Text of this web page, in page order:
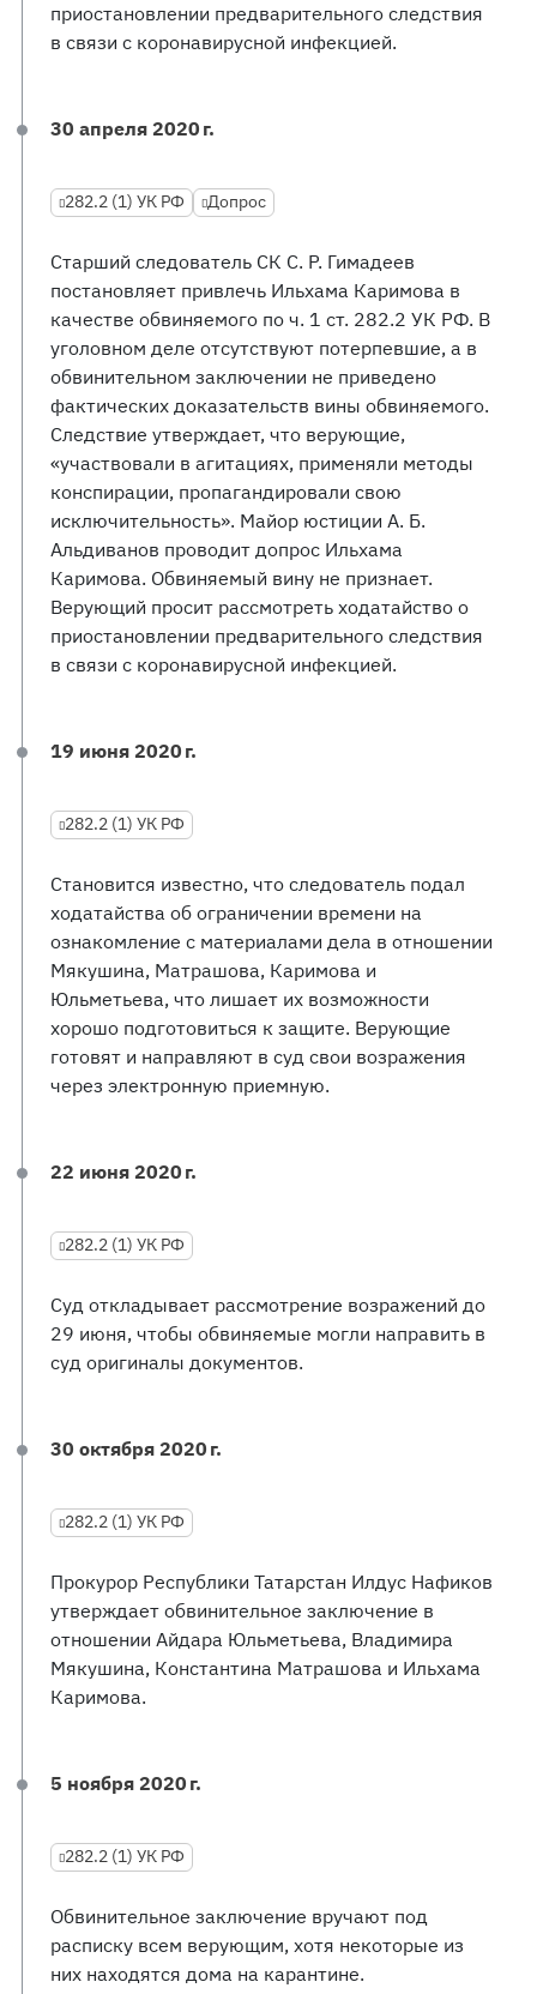
приостановлении предварительного следствия
в связи с коронавирусной инфекцией.
30 апреля 2020 г.
282.2 (1) УК РФ Допрос
Старший следователь СК С. Р. Гимадеев
постановляет привлечь Ильхама Каримова в
качестве обвиняемого по ч. 1 ст. 282.2 УК РФ. В
уголовном деле отсутствуют потерпевшие, а в
обвинительном заключении не приведено
фактических доказательств вины обвиняемого.
Следствие утверждает, что верующие,
«участвовали в агитациях, применяли методы
конспирации, пропагандировали свою
исключительность». Майор юстиции А. Б.
Альдиванов проводит допрос Ильхама
Каримова. Обвиняемый вину не признает.
Верующий просит рассмотреть ходатайство о
приостановлении предварительного следствия
в связи с коронавирусной инфекцией.
19 июня 2020 г.
282.2 (1) УК РФ
Становится известно, что следователь подал
ходатайства об ограничении времени на
ознакомление с материалами дела в отношении
Мякушина, Матрашова, Каримова и
Юльметьева, что лишает их возможности
хорошо подготовиться к защите. Верующие
готовят и направляют в суд свои возражения
через электронную приемную.
22 июня 2020 г.
282.2 (1) УК РФ
Суд откладывает рассмотрение возражений до
29 июня, чтобы обвиняемые могли направить в
суд оригиналы документов.
30 октября 2020 г.
282.2 (1) УК РФ
Прокурор Республики Татарстан Илдус Нафиков
утверждает обвинительное заключение в
отношении Айдара Юльметьева, Владимира
Мякушина, Константина Матрашова и Ильхама
Каримова.
5 ноября 2020 г.
282.2 (1) УК РФ
Обвинительное заключение вручают под
расписку всем верующим, хотя некоторые из
них находятся дома на карантине.